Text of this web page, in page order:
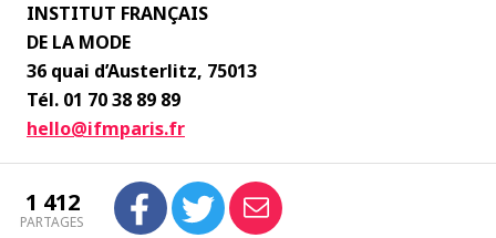
INSTITUT FRANÇAIS
DE LA MODE
36 quai d’Austerlitz, 75013
Tél. 01 70 38 89 89
hello@ifmparis.fr
1 412
PARTAGES